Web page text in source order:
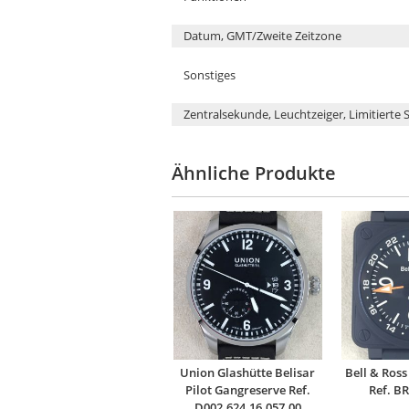
Datum, GMT/Zweite Zeitzone
Sonstiges
Zentralsekunde, Leuchtzeiger, Limitierte
Ähnliche Produkte
Union Glashütte Belisar
Pilot Gangreserve Ref.
Bell &
Ref.